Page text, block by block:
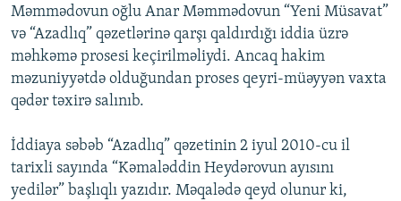
Məmmədovun oğlu Anar Məmmədovun “Yeni Müsavat”
və “Azadlıq” qəzetlərinə qarşı qaldırdığı iddia üzrə
məhkəmə prosesi keçirilməliydi. Ancaq hakim
məzuniyyətdə olduğundan proses qeyri-müəyyən vaxta
qədər təxirə salınıb.
İddiaya səbəb “Azadlıq” qəzetinin 2 iyul 2010-cu il
tarixli sayında “Kəmaləddin Heydərovun ayısını
yedilər” başlıqlı yazıdır. Məqalədə qeyd olunur ki,